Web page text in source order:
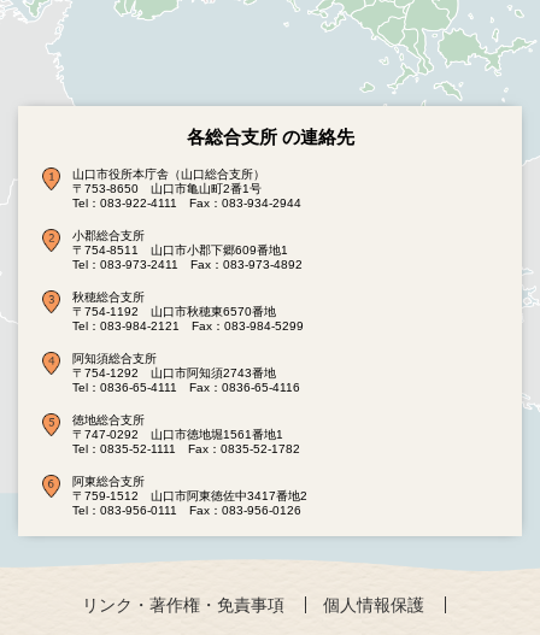
各総合支所 の連絡先
山口市役所本庁舎（山口総合支所）
〒753-8650 山口市亀山町2番1号
Tel：083-922-4111
Fax：083-934-2944
小郡総合支所
〒754-8511 山口市小郡下郷609番地1
Tel：083-973-2411
Fax：083-973-4892
秋穂総合支所
〒754-1192 山口市秋穂東6570番地
Tel：083-984-2121
Fax：083-984-5299
阿知須総合支所
〒754-1292 山口市阿知須2743番地
Tel：0836-65-4111
Fax：0836-65-4116
徳地総合支所
〒747-0292 山口市徳地堀1561番地1
Tel：0835-52-1111
Fax：0835-52-1782
阿東総合支所
〒759-1512 山口市阿東徳佐中3417番地2
Tel：083-956-0111
Fax：083-956-0126
リンク・著作権・免責事項
個人情報保護